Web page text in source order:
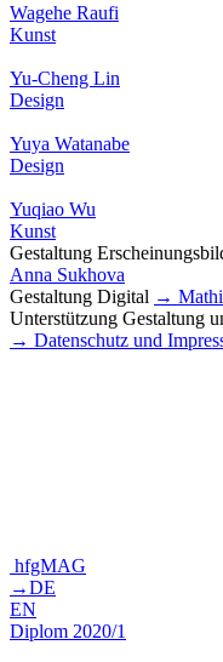
Wagehe Raufi
Kunst
Yu-Cheng Lin
Design
Yuya Watanabe
Design
Yuqiao Wu
Kunst
Gestaltung
Anna Sukhova
Gestaltung Digital →
Unterstützung Gestaltung
→ Datenschutz und
hfgMAG
→DE
EN
Diplom 2020/1